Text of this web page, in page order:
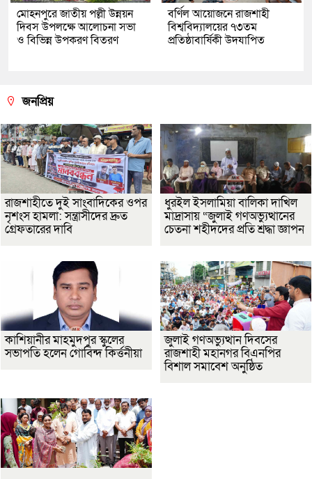
মোহনপুরে জাতীয় পল্লী উন্নয়ন
দিবস উপলক্ষে আলোচনা সভা
ও বিভিন্ন উপকরণ বিতরণ
বর্ণিল আয়োজনে রাজশাহী
বিশ্ববিদ্যালয়ের ৭৩তম
প্রতিষ্ঠাবার্ষিকী উদযাপিত
জনপ্রিয়
রাজশাহীতে দুই সাংবাদিকের ওপর
নৃশংস হামলা: সন্ত্রাসীদের দ্রুত
গ্রেফতারের দাবি
ধুরইল ইসলামিয়া বালিকা দাখিল
মাদ্রাসায় “জুলাই গণঅভ্যুত্থানের
চেতনা শহীদদের প্রতি শ্রদ্ধা জ্ঞাপন
কাশিয়ানীর মাহমুদপুর স্কুলের
সভাপতি হলেন গোবিন্দ কির্ত্তনীয়া
জুলাই গণঅভ্যুত্থান দিবসের
রাজশাহী মহানগর বিএনপির
বিশাল সমাবেশ অনুষ্ঠিত